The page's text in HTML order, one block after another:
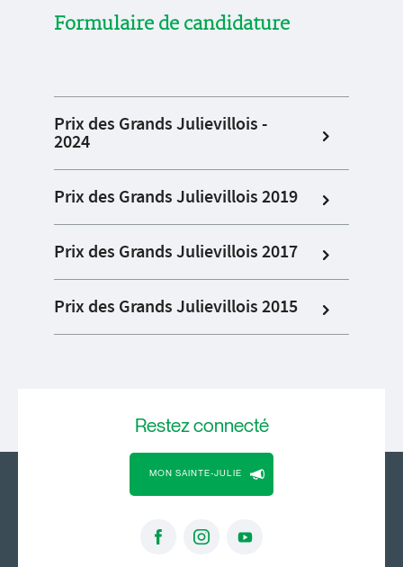
Formulaire de candidature
Prix des Grands Julievillois -
2024
Prix des Grands Julievillois 2019
Prix des Grands Julievillois 2017
Prix des Grands Julievillois 2015
Restezconnecté
MON SAINTE-JULIE